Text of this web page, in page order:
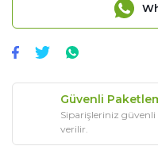
Güvenli
Siparişleriniz
verilir.